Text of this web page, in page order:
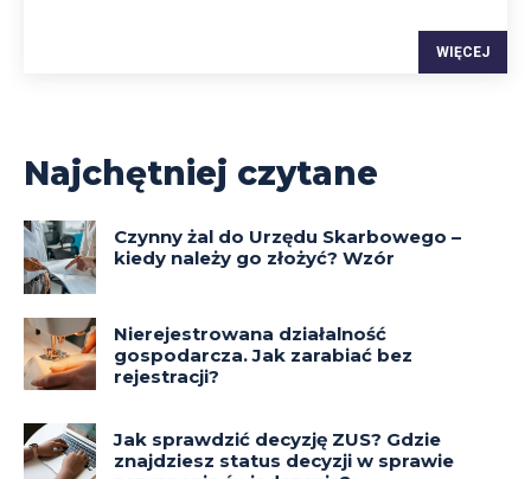
WIĘCEJ
Najchętniej czytane
Czynny żal do Urzędu Skarbowego –
kiedy należy go złożyć? Wzór
Nierejestrowana działalność
gospodarcza. Jak zarabiać bez
rejestracji?
Jak sprawdzić decyzję ZUS? Gdzie
znajdziesz status decyzji w sprawie